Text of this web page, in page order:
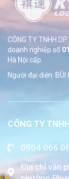
CÔNG TY TNHH
doanh nghiệp số
Hà Nội cấp.
Người đại diện: BÙI
CÔNG TY
Địa chỉ văn